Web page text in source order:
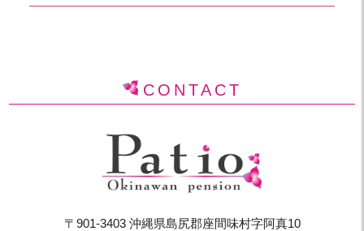
CONTACT
〒901-3403 沖縄県島尻郡座間味村字阿真10